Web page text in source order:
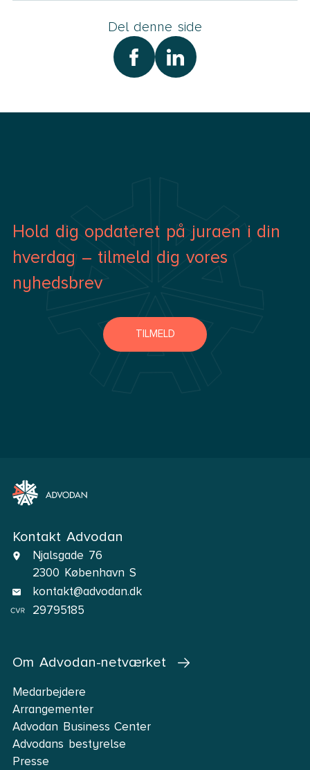
Del denne side
Kontakt Advodan
Njalsgade 76
2300 København S
kontakt@advodan.dk
29795185
Om Advodan-netværket
Medarbejdere
Arrangementer
Advodan Business Center
Advodans bestyrelse
Presse
Hold dig opdateret på juraen i din
hverdag – tilmeld dig vores
nyhedsbrev
TILMELD